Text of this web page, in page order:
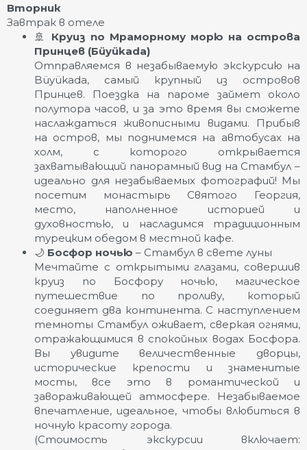
Вторник
Завтрак в отеле
🚢 Круиз по Мраморному морю на острова
Принцев (Бüyükada)
Отправляемся в незабываемую экскурсию на
Büyükada, самый крупный из островов
Принцев. Поездка на пароме займет около
полутора часов, и за это время вы сможете
наслаждаться живописными видами. Прибыв
на остров, мы поднимемся на автобусах на
холм, с которого открывается
захватывающий панорамный вид на Стамбул –
идеально для незабываемых фотографий! Мы
посетим монастырь Святого Георгия,
место, наполненное историей и
духовностью, и насладимся традиционным
турецким обедом в местной кафе.
🌙 Босфор ночью – Стамбул в свете луны
Мечтайте с открытыми глазами, совершив
круиз по Босфору ночью, магическое
путешествие по проливу, который
соединяет два континента. С наступлением
темноты Стамбул оживает, сверкая огнями,
отражающимися в спокойных водах Босфора.
Вы увидите величественные дворцы,
исторические крепости и знаменитые
мосты, все это в романтической и
завораживающей атмосфере. Незабываемое
впечатление, идеальное, чтобы влюбиться в
ночную красоту города.
(Стоимость экскурсии включает: